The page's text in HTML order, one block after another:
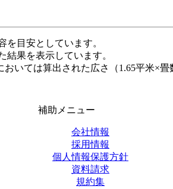
目安としています。
果を表示しています。
いては算出された広さ（1.65平米×畳
補助メニュー
会社情報
採用情報
個人情報保護方針
資料請求
規約集